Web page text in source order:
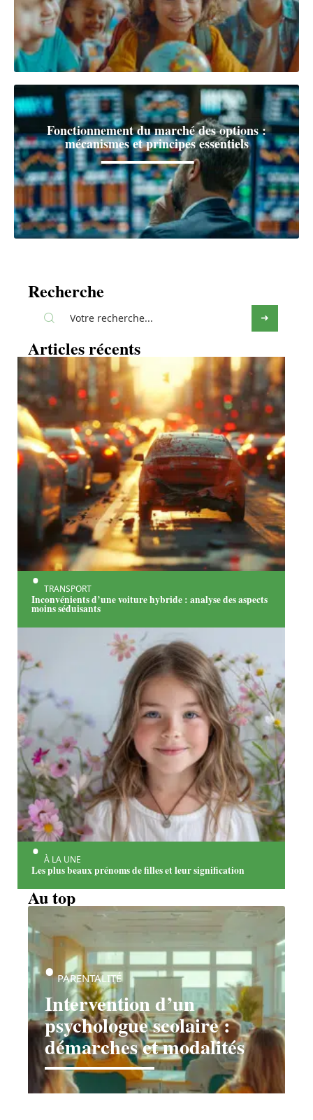
Fonctionnement du marché des options :
mécanismes et principes essentiels
Recherche
Articles récents
TRANSPORT
Inconvénients d’une voiture hybride : analyse des aspects
moins séduisants
À LA UNE
Les plus beaux prénoms de filles et leur signification
Au top
Intervention d’un
psychologue scolaire :
démarches et modalités
PARENTALITÉ